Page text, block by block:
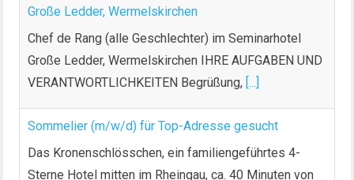
Große Ledder, Wermelskirchen
Chef de Rang (alle Geschlechter) im Seminarhotel
Große Ledder, Wermelskirchen IHRE AUFGABEN UND
VERANTWORTLICHKEITEN Begrüßung,[...]
Sommelier (m/w/d) für Top-Adresse gesucht
Das Kronenschlösschen, ein familiengeführtes 4-
Sterne Hotel mitten im Rheingau, ca. 40 Minuten von